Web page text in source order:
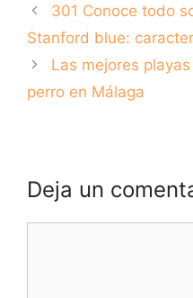
del mar con tu
peludo?
301 Conoce todo
Stanford blue:
Las mejores
perro en Málaga
Deja un